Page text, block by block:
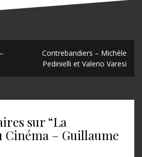
Contrebandiers – Michèle
Pedinielli et Valerio Varesi
sur “La
Cinéma – Guillaume